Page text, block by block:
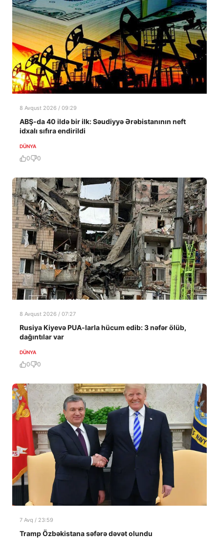
8 Avqust 2026 / 09:29
ABŞ-da 40 ildə bir ilk: Səudiyyə Ərəbistanının neft
idxalı sıfıra endirildi
DÜNYA
0 0
8 Avqust 2026 / 07:27
Rusiya Kiyevə PUA-larla hücum edib: 3 nəfər ölüb,
dağıntılar var
DÜNYA
0 0
7 Avq / 23:59
Tramp Özbəkistana səfərə dəvət olundu